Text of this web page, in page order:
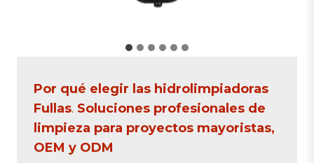
Por qué elegir las hidrolimpiadoras
Fullas. Soluciones profesionales de
limpieza para proyectos mayoristas,
OEM y ODM